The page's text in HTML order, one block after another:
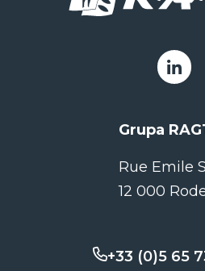
Grupa
Rue Emile
12 000
+33 (0)5 65